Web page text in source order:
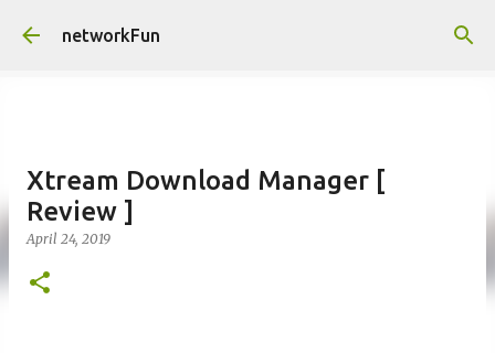
networkFun
Xtream Download Manager [
Review ]
April 24, 2019